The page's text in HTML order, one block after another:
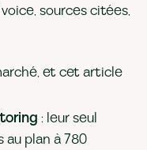
sources citées,
et cet article
: leur seul
plan à 780